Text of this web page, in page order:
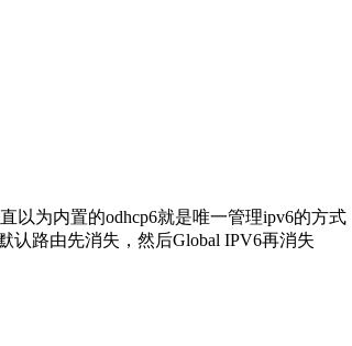
以为内置的odhcp6就是唯一管理ipv6的方式
认路由先消失，然后Global IPV6再消失